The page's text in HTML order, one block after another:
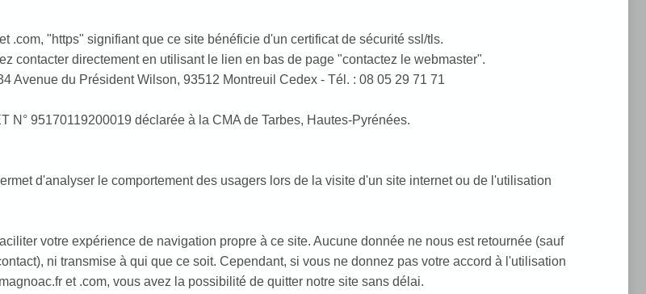
.com, "https" signifiant que ce site bénéficie d'un certificat de sécurité ssl/tls.
contacter directement en utilisant le lien en bas de page "contactez le webmaster".
Avenue du Président Wilson, 93512 Montreuil Cedex - Tél. : 08 05 29 71 71
95170119200019 déclarée à la CMA de Tarbes, Hautes-Pyrénées.
d'analyser le comportement des usagers lors de la visite d'un site internet ou de l'utilisation
votre expérience de navigation propre à ce site. Aucune donnée ne nous est retournée (sauf
ni transmise à qui que ce soit. Cependant, si vous ne donnez pas votre accord à l'utilisation
et .com, vous avez la possibilité de quitter notre site sans délai.